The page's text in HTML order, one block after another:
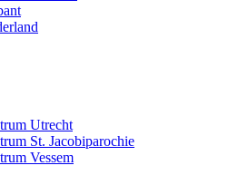
Utrecht
St. Jacobiparochie
Vessem